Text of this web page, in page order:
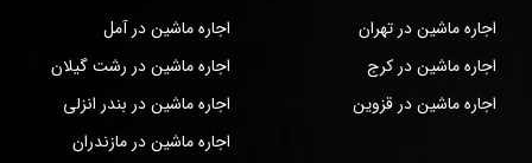
اجاره ماشین در تهران
اجاره ماشین در کرج
اجاره ماشین در قزوین
اجاره ماشین در آمل
اجاره ماشین در رشت گیلان
اجاره ماشین در بندر انزلی
اجاره ماشین در مازندران